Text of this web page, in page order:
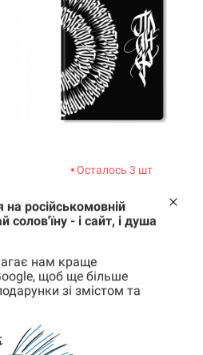
Осталось 3 шт
Путь
КУПИТЬ
-51%
російськомовній
солов'їну - і сайт, і душа
нам краще
щоб ще більше
зі змістом та
0 товары